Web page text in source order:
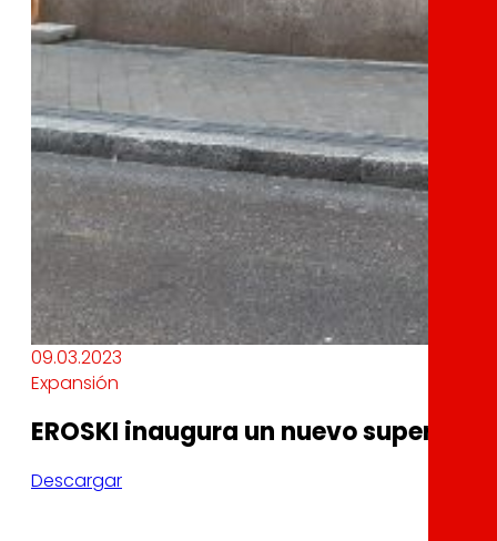
09.03.2023
Expansión
EROSKI inaugura un nuevo
Descargar